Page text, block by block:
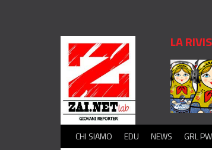
LA
CHI SIAMO EDU NEWS GRL